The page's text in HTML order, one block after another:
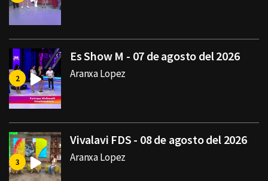
Es Show M - 07 de agosto del 2026
Aranxa Lopez
Vivalavi FDS - 08 de agosto del 2026
Aranxa Lopez